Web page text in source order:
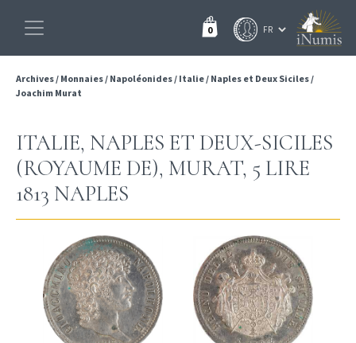
0
Archives/ Monnaies/ Napoléonides/ Italie/ Naples et Deux Siciles/
Joachim Murat
ITALIE, NAPLES ET DEUX-SICILES
(ROYAUME DE), MURAT, 5 LIRE
1813 NAPLES